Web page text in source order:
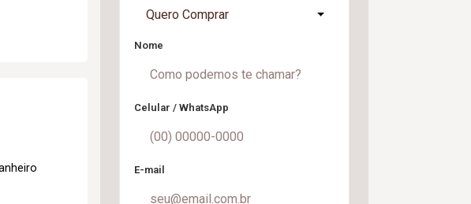
Quero Comprar
Nome
Celular / WhatsApp
E-mail